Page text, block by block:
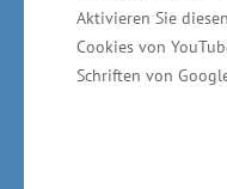
Aktivieren Sie
Cookies von
Schriften von